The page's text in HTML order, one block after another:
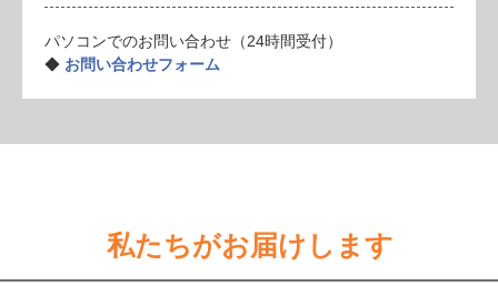
パソコンでのお問い合わせ（24時間受付）
◆ お問い合わせフォーム
私たちがお届けします